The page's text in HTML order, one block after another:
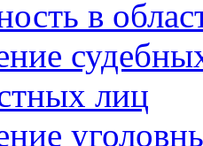
в
лиц